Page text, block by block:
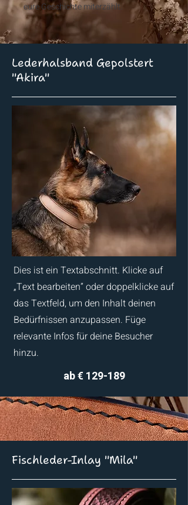
eure Geschichte miterzählt.
Lederhalsband Gepolstert
"Akira"
Dies ist ein Textabschnitt. Klicke auf
„Text bearbeiten” oder doppelklicke auf
das Textfeld, um den Inhalt deinen
Bedürfnissen anzupassen. Füge
relevante Infos für deine Besucher
hinzu.
ab € 129-189
Fischleder-Inlay "Mila"